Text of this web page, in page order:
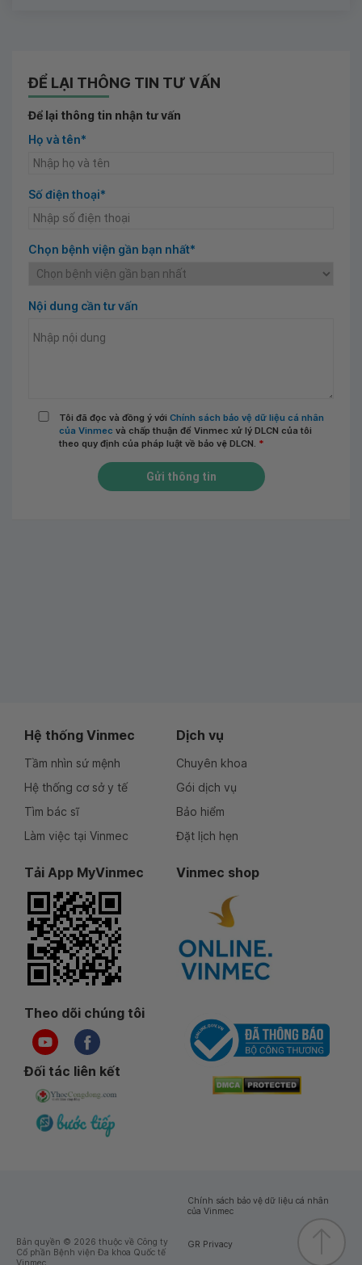
ĐỂ LẠI THÔNG TIN TƯ VẤN
Để lại thông tin nhận tư vấn
Họ và tên*
Số điện thoại*
Chọn bệnh viện gần bạn nhất*
Nội dung cần tư vấn
Tôi đã đọc và đồng ý với Chính sách bảo vệ dữ liệu cá nhân
của Vinmec và chấp thuận để Vinmec xử lý DLCN của tôi
theo quy định của pháp luật về bảo vệ DLCN. *
Gửi thông tin
Hệ thống Vinmec
Tầm nhìn sứ mệnh
Hệ thống cơ sở y tế
Tìm bác sĩ
Làm việc tại Vinmec
Dịch vụ
Chuyên khoa
Gói dịch vụ
Bảo hiểm
Đặt lịch hẹn
Tải App MyVinmec Vinmec shop
Theo dõi chúng tôi
Đối tác liên kết
Bản quyền © 2026 thuộc về Công ty
Cổ phần Bệnh viện Đa khoa Quốc tế
Chính sách bảo vệ dữ liệu cá nhân
của Vinmec
GR Privacy